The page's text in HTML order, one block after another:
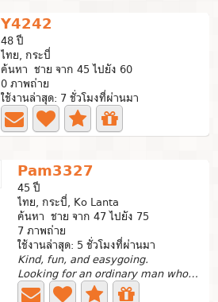
Y4242
48 ปี
ไทย, กระบี่
ค้นหา ชาย จาก 45 ไปยัง 60
0 ภาพถ่าย
ใช้งานล่าสุด: 7 ชั่วโมงที่ผ่านมา
Pam3327
45 ปี
ไทย, กระบี่, Ko Lanta
ค้นหา ชาย จาก 47 ไปยัง 75
7 ภาพถ่าย
ใช้งานล่าสุด: 5 ชั่วโมงที่ผ่านมา
Kind, fun, and easygoing.
Looking for an ordinary man who is extraordinary, kind,...